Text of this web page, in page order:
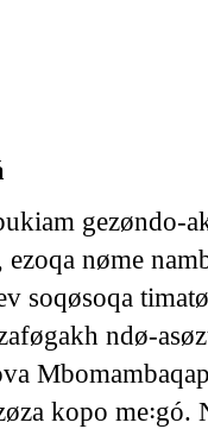
gezøndo-
nøme
soqøsoqa
ndø-
kopo me꞉gó.